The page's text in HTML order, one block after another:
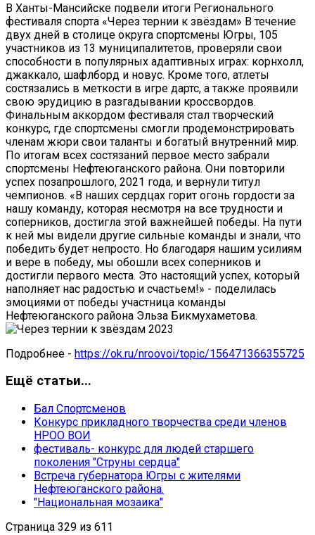
В Ханты-Мансийске подвели итоги Регионального
фестиваля спорта «Через тернии к звёздам» В течение
двух дней в столице округа спортсмены Югры, 105
участников из 13 муниципалитетов, проверяли свои
способности в популярных адаптивных играх: корнхолл,
джаккало, шафлборд и новус. Кроме того, атлеты
состязались в меткости в игре дартс, а также проявили
свою эрудицию в разгадывании кроссвордов.
Финальным аккордом фестиваля стал творческий
конкурс, где спортсмены смогли продемонстрировать
членам жюри свои таланты и богатый внутренний мир.
По итогам всех состязаний первое место забрали
спортсмены Нефтеюганского района. Они повторили
успех позапрошлого, 2021 года, и вернули титул
чемпионов. «В наших сердцах горит огонь гордости за
нашу команду, которая несмотря на все трудности и
соперников, достигла этой важнейшей победы. На пути
к ней мы видели другие сильные команды и знали, что
победить будет непросто. Но благодаря нашим усилиям
и вере в победу, мы обошли всех соперников и
достигли первого места. Это настоящий успех, который
наполняет нас радостью и счастьем!» - поделилась
эмоциями от победы участница команды
Нефтеюганского района Эльза Бикмухаметова.
Подробнее - https://ok.ru/nroovoi/topic/156471366355725
Ещё статьи...
Бал Спортсменов
Конкурс прикладного творчества среди членов
НРОО ВОИ
фестиваль- конкурс для людей старшего
поколения "Струны сердца"
Встреча губернатора Югры с жителями
Нефтеюганского района.
"Национальная мозаика"
Страница 329 из 611